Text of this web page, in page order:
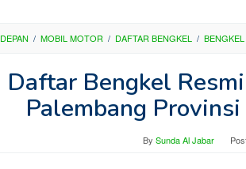
DEPAN / MOBIL MOTOR / DAFTAR BENGKEL /
Daftar Bengkel
Palembang
By Sunda Al Jabar